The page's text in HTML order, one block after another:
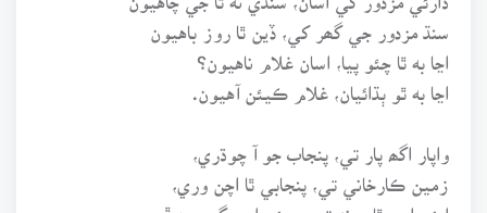
سنڌ مزدور جي گھر کي، ڏين ٿا روز باهيون
اڃا به ٿا چئو پيا، اسان غلام ناهيون؟
اڃا به ٿو ٻڌائيان، غلام ڪيئن آهيون.
واپار اگھ پار تي، پنجاب جو آ چوڌري،
زمين ڪارخاني تي، پنجابي ٿا اچن وري،
ايئن اچن ٿا ڍونڍ تي، جيئن اچن ڳجھون ڦري